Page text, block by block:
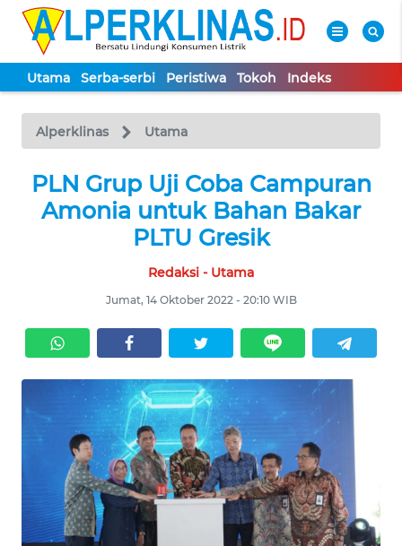
Utama Serba-serbi Peristiwa Tokoh Indeks
Alperklinas Utama
PLN Grup Uji Coba Campuran
Amonia untuk Bahan Bakar
PLTU Gresik
Redaksi - Utama
Jumat, 14 Oktober 2022 - 20:10 WIB
TV
Tutup
UTAMA
TOKOH
INDEKS
KONTAK
KAMI